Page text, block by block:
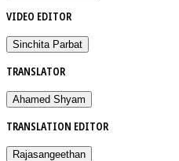
VIDEO EDITOR
Sinchita Parbat
TRANSLATOR
Ahamed Shyam
TRANSLATION EDITOR
Rajasangeethan